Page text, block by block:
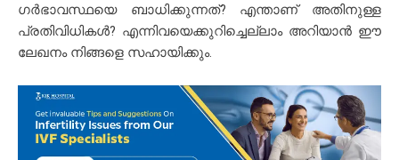
ഗർഭാവസ്ഥയെ ബാധിക്കുന്നത്? എന്താണ് അതിനുള്ള
പ്രതിവിധികൾ? എന്നിവയെക്കുറിച്ചെല്ലാം അറിയാൻ ഈ
ലേഖനം നിങ്ങളെ സഹായിക്കും.